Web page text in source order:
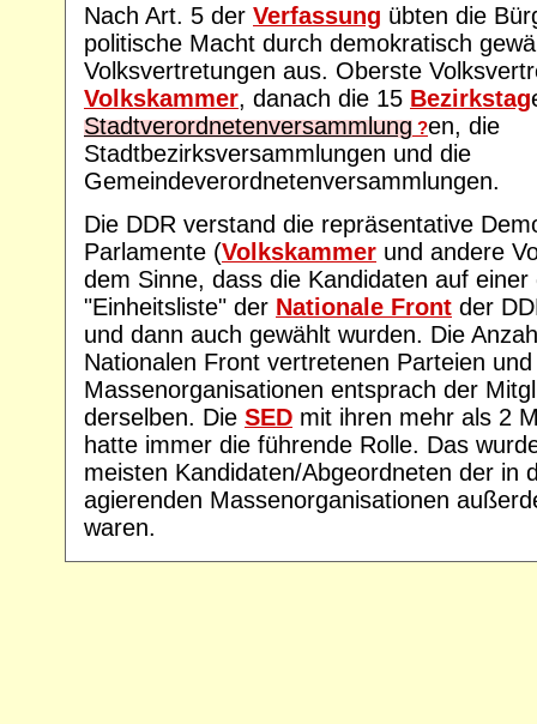
Nach Art. 5 der Verfassung übten die
politische Macht durch demokratisch
Volksvertretungen aus. Oberste
Volkskammer, danach die 15 Bezirkstag
Stadtverordnetenversammlung ?en, die
Stadtbezirksversammlungen und die
Gemeindeverordnetenversammlungen.
Die DDR verstand die repräsentative
Parlamente (Volkskammer und andere
dem Sinne, dass die Kandidaten auf einer
"Einheitsliste" der Nationale Front der
und dann auch gewählt wurden. Die
Nationalen Front vertretenen Parteien und
Massenorganisationen entsprach der
derselben. Die SED mit ihren mehr als 2
hatte immer die führende Rolle. Das
meisten Kandidaten/Abgeordneten der in
agierenden Massenorganisationen
waren.